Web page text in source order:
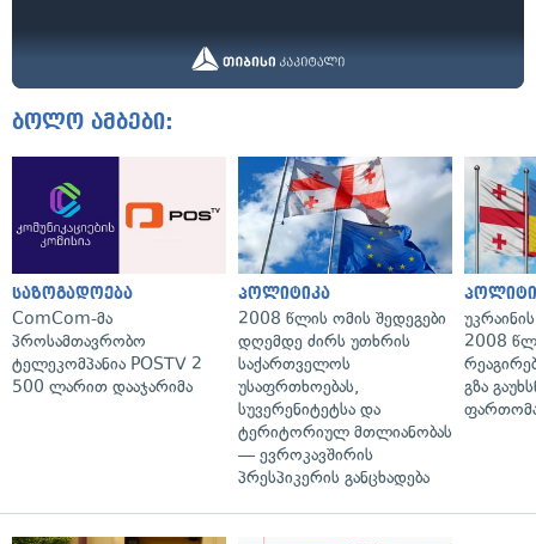
ბოლო ამბები:
საზოგადოება
ComCom-მა
პროსამთავრობო
ტელეკომპანია POSTV 2
500 ლარით დააჯარიმა
პოლიტიკა
2008 წლის ომის შედეგები
დღემდე ძირს უთხრის
საქართველოს
უსაფრთხოებას,
სუვერენიტეტსა და
ტერიტორიულ მთლიანობას
— ევროკავშირის
პრესპიკერის განცხადება
2008
გზა